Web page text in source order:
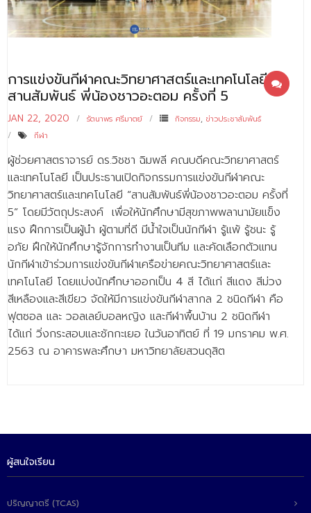
ข่าว
- ข่าวประชาสัมพันธ์
- ข่าวประชาสัมพันธ์ภายนอก
- ทุน/สมัครงาน/ศึกษาต่อ
ผลงานคณะ
- การจัดการความรู้ (KM Scitech)
- โครงการบริหารจัดการพื้นที่ 10 ไร่ ด้านหลังโรงสีข้าว
สวนดุสิต จังหวัดปราจีนบุรี
- โครงการส่งเสริมการปลูกกล้วยเล็บมือนางฯ
- ผลงาน/รางวัล
- SDU Zero Waste
การแข่งขันกีฬาคณะวิทยาศาสตร์และเทคโนโลยี
สานสัมพันธ์ พี่น้องชาวอะตอม ครั้งที่ 5
JAN 22, 2020 รัตนาพร ศรีมาตย์ กิจกรรม, ข่าวประชาสัมพันธ์
กีฬา
ผู้ช่วยศาสตราจารย์ ดร.วิชชา ฉิมพลี คณบดีคณะวิทยาศาสตร์
และเทคโนโลยี เป็นประธานเปิดกิจกรรมการแข่งขันกีฬาคณะ
วิทยาศาสตร์และเทคโนโลยี “สานสัมพันธ์พี่น้องชาวอะตอม ครั้งที่
5” โดยมีวัตถุประสงค์ เพื่อให้นักศึกษามีสุขภาพพลานามัยแข็ง
แรง ฝึกการเป็นผู้นำ ผู้ตามที่ดี มีน้ำใจเป็นนักกีฬา รู้แพ้ รู้ชนะ รู้
อภัย ฝึกให้นักศึกษารู้จักการทำงานเป็นทีม และคัดเลือกตัวแทน
นักกีฬาเข้าร่วมการแข่งขันกีฬาเครือข่ายคณะวิทยาศาสตร์และ
เทคโนโลยี โดยแบ่งนักศึกษาออกเป็น 4 สี ได้แก่ สีแดง สีม่วง
สีเหลืองและสีเขียว จัดให้มีการแข่งขันกีฬาสากล 2 ชนิดกีฬา คือ
ฟุตซอล และ วอลเลย์บอลหญิง และกีฬาพื้นบ้าน 2 ชนิดกีฬา
ได้แก่ วิ่งกระสอบและชักกะเยอ ในวันอาทิตย์ ที่ 19 มกราคม พ.ศ.
2563 ณ อาคารพละศึกษา มหาวิทยาลัยสวนดุสิต
ผู้สนใจเรียน
ปริญญาตรี (TCAS)